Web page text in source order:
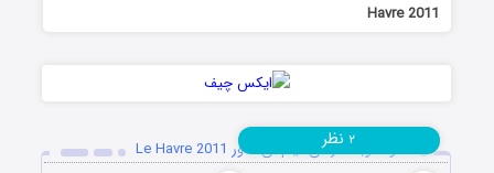
Havre 2011
دانلود دوبله فارسی فیلم لی هاور Le Havre 2011
۲ نظر